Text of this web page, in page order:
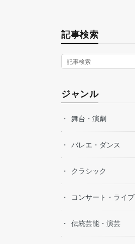
記事検索
ジャンル
舞台・演劇
バレエ・ダンス
クラシック
コンサート・ライブ
伝統芸能・演芸